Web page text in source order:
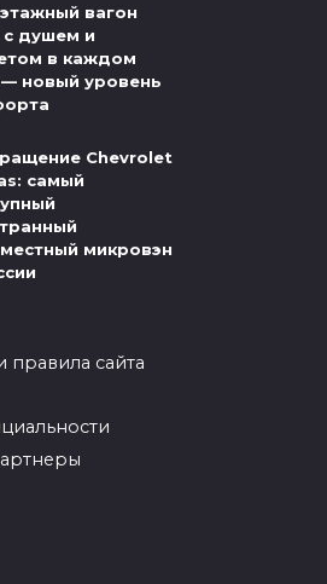
вагон
душем и
в каждом
— новый уровень
Chevrolet
самый
микровэн
правила сайта